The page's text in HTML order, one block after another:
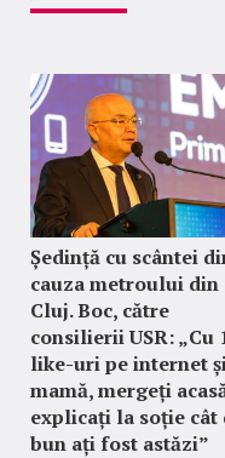
Ședință cu scântei
cauza metroului din
Cluj. Boc, către
consilierii USR: „Cu
like-uri pe internet
mamă, mergeți
explicați la soție cât
bun ați fost astăzi”